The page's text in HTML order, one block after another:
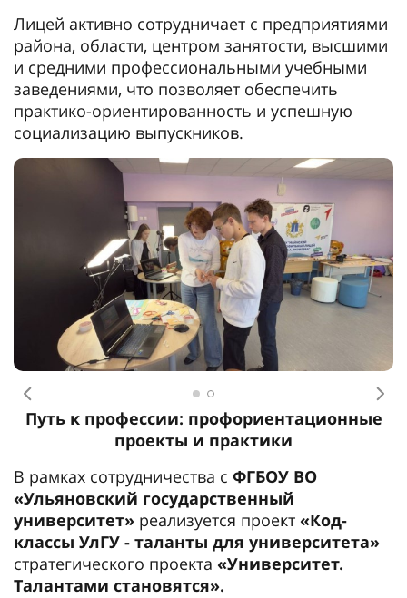
Лицей активно сотрудничает с предприятиями
района, области, центром занятости, высшими
и средними профессиональными учебными
заведениями, что позволяет обеспечить
практико-ориентированность и успешную
социализацию выпускников.
Предыдущее
Путь к профессии: профориентационные
проекты и практики
В рамках сотрудничества с ФГБОУ ВО
«Ульяновский государственный
университет» реализуется проект «Код-
классы УлГУ - таланты для университета»
стратегического проекта «Университет.
Талантами становятся».